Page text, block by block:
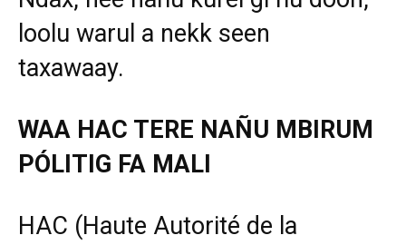
loolu warul a nekk seen
taxawaay.
WAA HAC TERE NAÑU MBIRUM
PÓLITIG FA MALI
HAC (Haute Autorité de la